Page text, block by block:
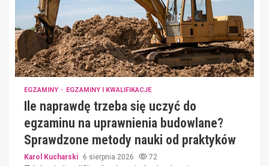
EGZAMINY EGZAMINY I KWALIFIKACJE
Ile naprawdę trzeba się uczyć do
egzaminu na uprawnienia budowlane?
Sprawdzone metody nauki od praktyków
Karol Kucharski 6 sierpnia 2026 72